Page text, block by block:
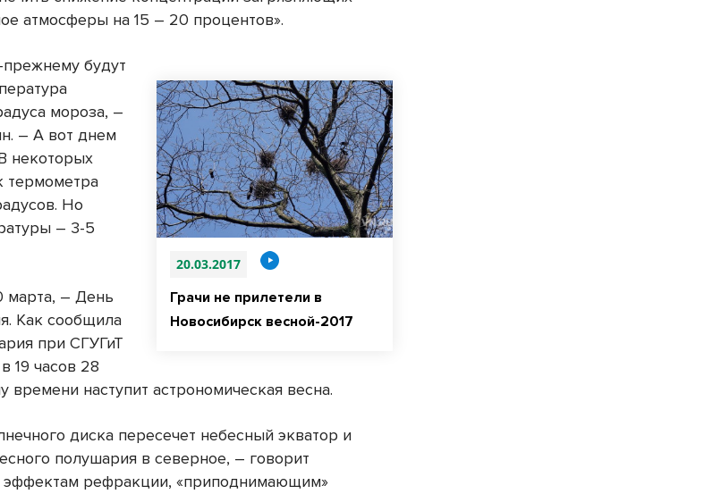
атмосферы на 15 – 20 процентов».
20.03.2017
Грачи не прилетели в
Новосибирск весной-2017
будут
мороза, –
– А вот днем
некоторых
термометра
Но
– 3-5
марта, – День
Как сообщила
при СГУГиТ
19 часов 28
времени наступит астрономическая весна.
диска пересечет небесный экватор и
полушария в северное, – говорит
эффектам рефракции, «приподнимающим»